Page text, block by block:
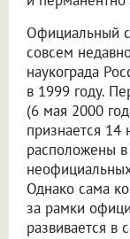
Официальный
совсем
наукограда
в 1999 году.
(6 мая 2000
признается 14
расположены в
Однако сама
за рамки
развивается в